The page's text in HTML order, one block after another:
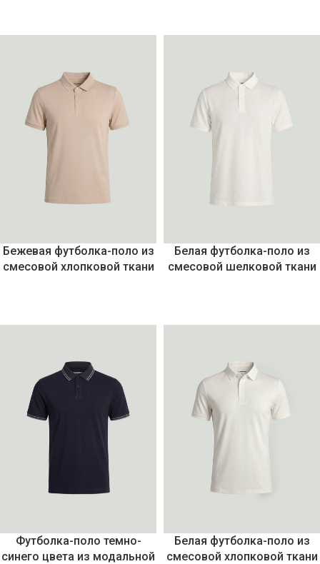
Бежевая футболка-поло из
смесовой хлопковой ткани
Белая футболка-поло из
смесовой шелковой ткани
Футболка-поло темно-
синего цвета из модальной
Белая футболка-поло из
смесовой хлопковой ткани